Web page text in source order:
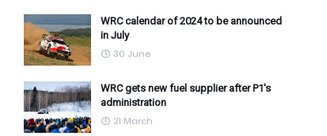
WRC calendar of 2024 to be announced
in July
30 June
WRC gets new fuel supplier after P1's
administration
21 March